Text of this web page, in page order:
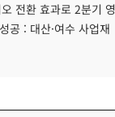
전환 효과로 2분기 영
공 : 대산·여수 사업재